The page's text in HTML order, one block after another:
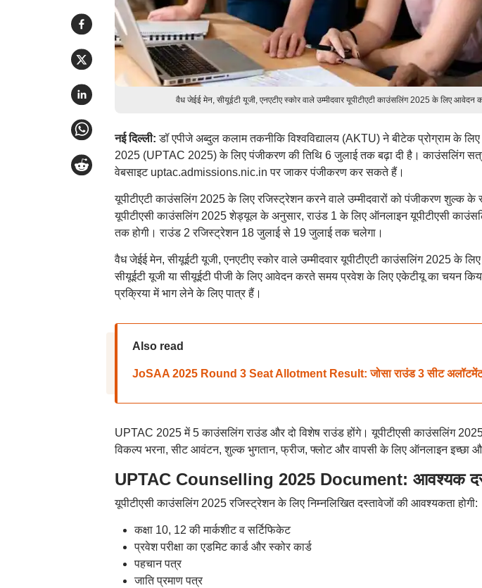
वैध जेईई मेन, सीयूईटी यूजी, एनएटीए स्कोर वाले उम्मीदवार यूपीटीएटी काउंसलिंग 2025 के लिए
नई दिल्ली:डॉ एपीजे अब्दुल कलाम तकनीकि विश्वविद्यालय (AKTU) ने बीटेक प्रोग्राम के
2025 (UPTAC 2025) के लिए पंजीकरण की तिथि 6 जुलाई तक बढ़ा दी है। काउंसलिंग
वेबसाइट uptac.admissions.nic.in पर जाकर पंजीकरण कर सकते हैं।
यूपीटीएटी काउंसलिंग 2025 के लिए रजिस्ट्रेशन करने वाले उम्मीदवारों को पंजीकरण शुल्क के
यूपीटीएसी काउंसलिंग 2025 शेड्यूल के अनुसार, राउंड 1 के लिए ऑनलाइन यूपीटीएसी
तक होगी। राउंड 2 रजिस्ट्रेशन 18 जुलाई से 19 जुलाई तक चलेगा।
वैध जेईई मेन, सीयूईटी यूजी, एनएटीए स्कोर वाले उम्मीदवार यूपीटीएटी काउंसलिंग 2025 के
सीयूईटी यूजी या सीयूईटी पीजी के लिए आवेदन करते समय प्रवेश के लिए एकेटीयू का चयन
प्रक्रिया में भाग लेने के लिए पात्र हैं।
Also read
JoSAA 2025 Round 3 Seat Allotment Result: जोसा राउंड 3 सीट अलॉटमेंट
UPTAC 2025 में 5 काउंसलिंग राउंड और दो विशेष राउंड होंगे। यूपीटीएसी काउंसलिंग
विकल्प भरना, सीट आवंटन, शुल्क भुगतान, फ्रीज, फ्लोट और वापसी के लिए ऑनलाइन इच्छा और
UPTAC Counselling 2025 Document: आवश्यक
यूपीटीएसी काउंसलिंग 2025 रजिस्ट्रेशन के लिए निम्नलिखित दस्तावेजों की आवश्यकता होगी:
कक्षा 10, 12 की मार्कशीट व सर्टिफिकेट
प्रवेश परीक्षा का एडमिट कार्ड और स्कोर कार्ड
पहचान पत्र
जाति प्रमाण पत्र